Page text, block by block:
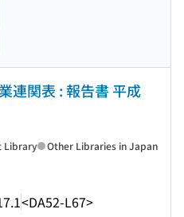
連関表 : 報告書 平成
<DA52-L67>
Library Other Libraries in Japan